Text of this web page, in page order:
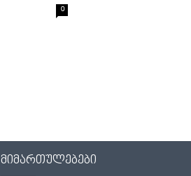
0
მიმართულებები